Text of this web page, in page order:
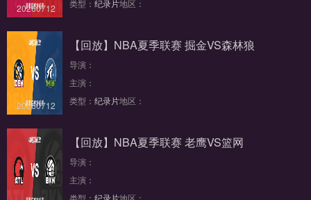
20260712
类型： 纪录片地区：
20260712
【回放】NBA夏季联赛 掘金VS森林狼
导演：
主演：
类型： 纪录片地区：
【回放】NBA夏季联赛 老鹰VS篮网
导演：
主演：
类型： 纪录片地区：